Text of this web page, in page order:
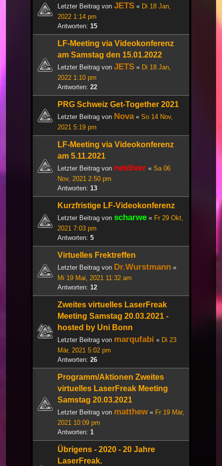
Letzter Beitrag von JETS « Di 18 Jan,
2022 1:14 pm
Antworten: 15
LF-Meeting via Videokonferenz
am Samstag den 15.01.2022
Letzter Beitrag von JETS « Di 18 Jan,
2022 1:10 pm
Antworten: 22
PRG Schweiz Get-Together 2021
Letzter Beitrag von Nova« So 14 Nov,
2021 5:19 pm
LF-Meeting via Videokonferenz
am 5.11.2021
Letzter Beitrag von netdiver « Sa 06
Nov, 2021 2:50 pm
Antworten: 13
Kurzfristige LF-Videokonferenz
Letzter Beitrag von scharwe « Fr 29 Okt,
2021 7:03 pm
Antworten: 5
Virtuelles Frektreffen
Letzter Beitrag von Dr.Wurstmann «
Mi 19 Mai, 2021 11:32 am
Antworten: 12
Zweites virtuelles LaserFreak
Meeting Samstag 20.03.2021 -
hosted by Uni Bonn
Letzter Beitrag von marqufabi « Di 23
Mär, 2021 5:02 pm
Antworten: 26
Programm/Aktionen Zweites
virtuelles LaserFreak Meeting
Samstag 20.03.2021
Letzter Beitrag von matthew « Fr 19 Mär,
2021 10:09 pm
Antworten: 1
Übrigens - 2020 - 20 Jahre
LaserFreak.